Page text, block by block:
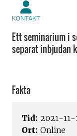
KONTAKT
Ett seminarium i
separat inbjudan
Fakta
Tid: 2021-
Ort: Online